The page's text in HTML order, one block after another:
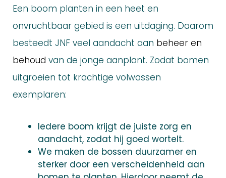
Een boom planten in een heet en
onvruchtbaar gebied is een uitdaging. Daarom
besteedt JNF veel aandacht aan beheer en
behoud van de jonge aanplant. Zodat bomen
uitgroeien tot krachtige volwassen
exemplaren:
Iedere boom krijgt de juiste zorg en
aandacht, zodat hij goed wortelt.
We maken de bossen duurzamer en
sterker door een verscheidenheid aan